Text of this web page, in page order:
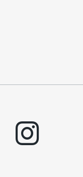
instagram